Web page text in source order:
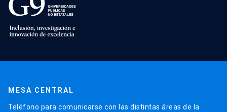
MESA CENTRAL
Teléfono para comunicarse con las distintas áreas de la